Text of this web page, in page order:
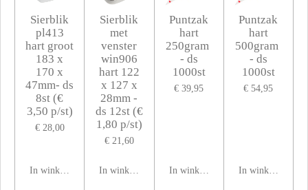
Sierblik
pl413
hart groot
183 x
170 x
47mm- ds
8st (€
3,50 p/st)
€ 28,00
In winkelwagen
Sierblik
met
venster
win906
hart 122
x 127 x
28mm -
ds 12st (€
1,80 p/st)
€ 21,60
In winkelwagen
Puntzak
hart
250gram
- ds
1000st
€ 39,95
In winkelwagen
Puntzak
hart
500gram
- ds
1000st
€ 54,95
In winkelwagen